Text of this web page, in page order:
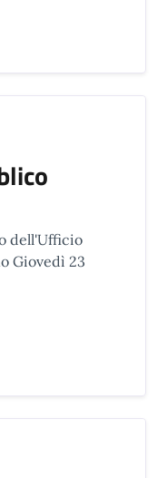
dell'Ufficio
Giovedì 23